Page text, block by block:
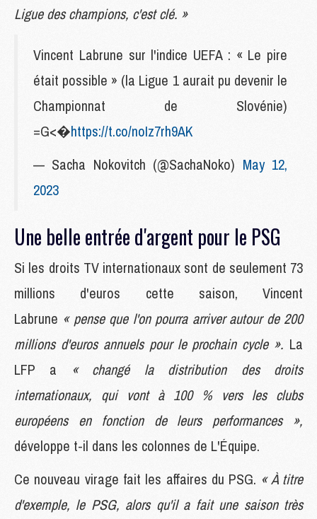
Ligue des champions, c'est clé. »
Vincent Labrune sur l'indice UEFA : « Le pire
était possible » (la Ligue 1 aurait pu devenir le
Championnat de Slovénie)
=G<�https://t.co/noIz7rh9AK
— Sacha Nokovitch (@SachaNoko) May 12,
2023
Une belle entrée d'argent pour le PSG
Si les droits TV internationaux sont de seulement 73
millions d'euros cette saison, Vincent
Labrune « pense que l'on pourra arriver autour de 200
millions d'euros annuels pour le prochain cycle ». La
LFP a « changé la distribution des droits
internationaux, qui vont à 100 % vers les clubs
européens en fonction de leurs performances »,
développe t-il dans les colonnes de L'Équipe.
Ce nouveau virage fait les affaires du PSG. « À titre
d'exemple, le PSG, alors qu'il a fait une saison très